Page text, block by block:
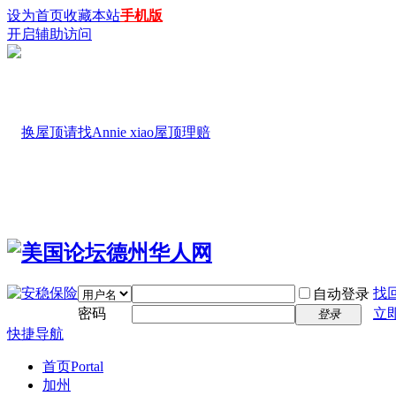
设为首页收藏本站手机版
开启辅助访问
自动登录 找
密码
登录
立
快捷导航
首页Portal
加州